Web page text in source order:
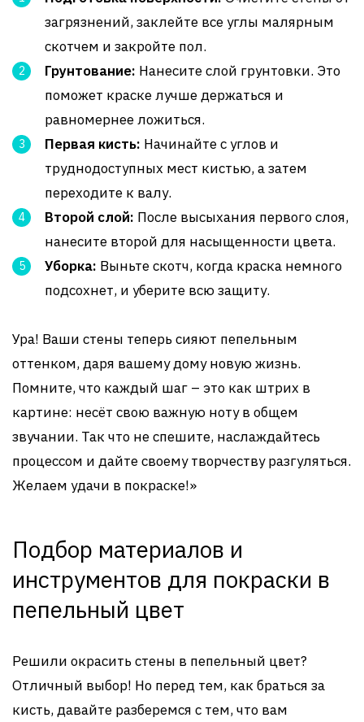
загрязнений, заклейте все углы малярным
скотчем и закройте пол.
Грунтование: Нанесите слой грунтовки. Это
поможет краске лучше держаться и
равномернее ложиться.
Первая кисть: Начинайте с углов и
труднодоступных мест кистью, а затем
переходите к валу.
Второй слой: После высыхания первого слоя,
нанесите второй для насыщенности цвета.
Уборка: Выньте скотч, когда краска немного
подсохнет, и уберите всю защиту.
Ура! Ваши стены теперь сияют пепельным
оттенком, даря вашему дому новую жизнь.
Помните, что каждый шаг – это как штрих в
картине: несёт свою важную ноту в общем
звучании. Так что не спешите, наслаждайтесь
процессом и дайте своему творчеству разгуляться.
Желаем удачи в покраске!»
Подбор материалов и
инструментов для покраски в
пепельный цвет
Решили окрасить стены в пепельный цвет?
Отличный выбор! Но перед тем, как браться за
кисть, давайте разберемся с тем, что вам